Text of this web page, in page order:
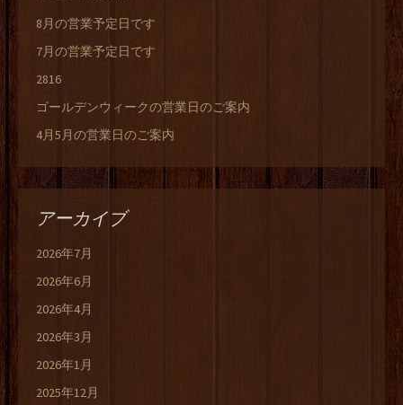
8月の営業予定日です
7月の営業予定日です
2816
ゴールデンウィークの営業日のご案内
4月5月の営業日のご案内
アーカイブ
2026年7月
2026年6月
2026年4月
2026年3月
2026年1月
2025年12月